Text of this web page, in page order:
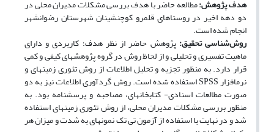
هدف پژوهش:مطالعه حاضر با هدف بررسی مشکلات مدیران محلی در
دو دهه اخیر در روستاهای قلمرو کوچ­نشینان شهرستان رضوانشهر
انجام شده است.
روش‌شناسی تحقیق: پژوهش حاضر از نظر هدف؛ کاربردی و دارای
ماهیت تفسیری و تحلیلی و از لحاظ روش در گروه پژوهش­های کیفی و کمی
قرار دارد. به منظور تجزیه و تحلیل اطلاعات از روش تئوری زمینه­ای و
نرم­افزار SPSS استفاده شده است. روش گردآوری اطلاعات نیز به دو
صورت مطالعات اسنادی- کتابخانه­ای، مصاحبه و پرسشنامه بود. به
منظور بررسی مشکلات مدیران محلی، از روش تئوری زمینه­ای استفاده
شد و در نهایت با استفاده از آزمون تی تک نمونه­ای به شدت و میزان هر